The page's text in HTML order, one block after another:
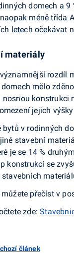
domech a
méně třída
letech očekávat
materiály
rozdíl
mělo
nosnou konstrukci
jejich
bytů v rodinných
stavební
je se 14 %
konstrukcí se
stavebních
můžete přečíst v
zde:
článek